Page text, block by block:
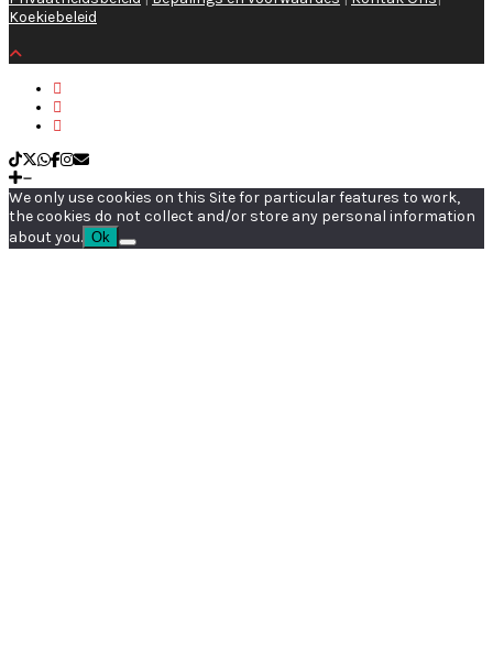
Koekiebeleid
We only use cookies on this Site for particular features to work,
the cookies do not collect and/or store any personal information
about you. Ok